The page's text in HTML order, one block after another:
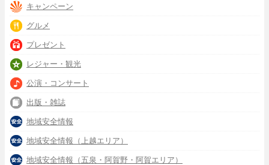
キャンペーン
グルメ
プレゼント
レジャー・観光
公演・コンサート
出版・雑誌
地域安全情報
地域安全情報（上越エリア）
地域安全情報（五泉・阿賀野・阿賀エリア）